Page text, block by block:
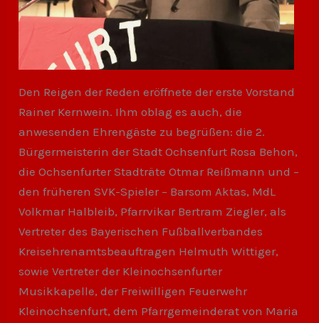
Den Reigen der Reden eröffnete der erste Vorstand
Rainer Kernwein. Ihm oblag es auch, die
anwesenden Ehrengäste zu begrüßen: die 2.
Bürgermeisterin der Stadt Ochsenfurt Rosa Behon,
die Ochsenfurter Stadträte Otmar Reißmann und –
den früheren SVK-Spieler – Barsom Aktas, MdL
Volkmar Halbleib, Pfarrvikar Bertram Ziegler, als
Vertreter des Bayerischen Fußballverbandes
Kreisehrenamtsbeauftragen Helmuth Wittiger,
sowie Vertreter der Kleinochsenfurter
Musikkapelle, der Freiwilligen Feuerwehr
Kleinochsenfurt, dem Pfarrgemeinderat von Maria